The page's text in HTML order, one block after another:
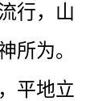
行，山
所为。
平地立